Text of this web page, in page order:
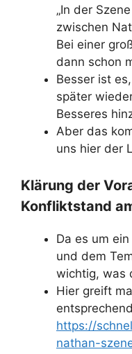
„In der
zwischen
Bei einer
dann schon
Besser ist
später
Besseres
Aber das
uns hier der
Klärung der
Konfliktstand
Da es um
und dem
wichtig, was
Hier greift
https://
nathan-